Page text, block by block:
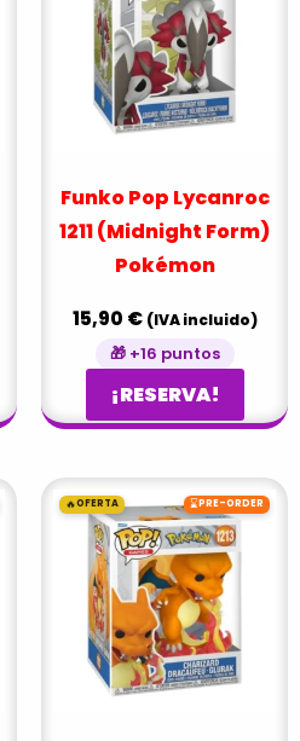
Funko Pop Lycanroc
1211 (Midnight Form)
Pokémon
15,90 € (IVA incluido)
🎁 +16 puntos
¡RESERVA!
🔥OFERTA ⌛PRE-ORDER
El
precio
original
era:
22,99 €.
El
precio
actual
es:
20,90 €.